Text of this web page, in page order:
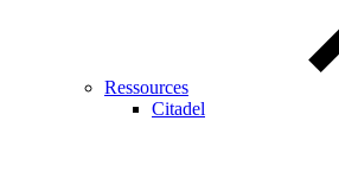
Ressources
Citadel